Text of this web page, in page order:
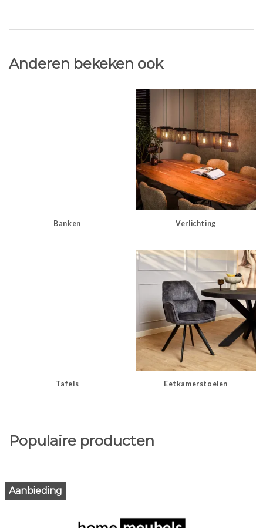
Anderen bekeken ook
Banken Verlichting
Tafels Eetkamerstoelen
Populaire producten
Aanbieding